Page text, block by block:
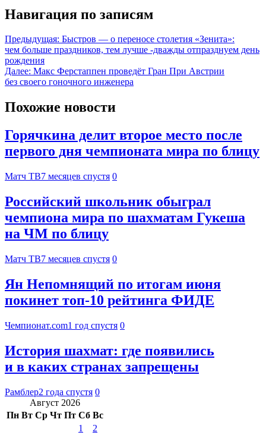
Навигация по записям
Предыдущая: Быстров — о переносе столетия «Зенита»:
чем больше праздников, тем лучше -дважды отпразднуем день
рождения
Далее: Макс Ферстаппен проведёт Гран При Австрии
без своего гоночного инженера
Похожие новости
Горячкина делит второе место после
первого дня чемпионата мира по блицу
Матч ТВ7 месяцев спустя 0
Российский школьник обыграл
чемпиона мира по шахматам Гукеша
на ЧМ по блицу
Матч ТВ7 месяцев спустя 0
Ян Непомнящий по итогам июня
покинет топ-10 рейтинга ФИДЕ
Чемпионат.com1 год спустя 0
История шахмат: где появились
и в каких странах запрещены
Рамблер2 года спустя 0
Август 2026
Пн Вт Ср Чт Пт Сб Вс
1
2